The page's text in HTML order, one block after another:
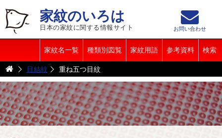
家紋のいろは
日本の家紋に関する情報サイト
家紋名一覧 種類別図覧 家紋用語 参考資料 検索
お問い合わせ
目結紋 重ね五つ目紋